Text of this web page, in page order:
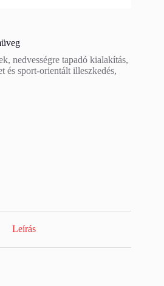
nedvességre tapadó kialakítás,
sport‑orientált illeszkedés,
Leírás